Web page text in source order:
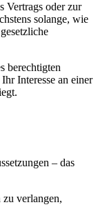
Vertrags oder zur
solange, wie
berechtigten
Interesse an einer
– das
verlangen,